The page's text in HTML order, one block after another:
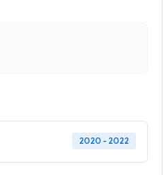
2020 - 2022